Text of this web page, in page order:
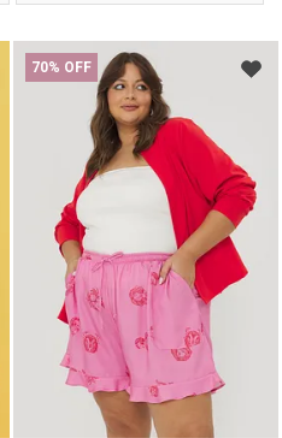
70% OFF